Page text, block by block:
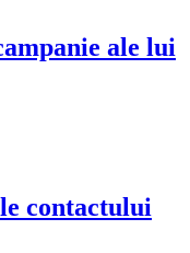
ale lui
contactului